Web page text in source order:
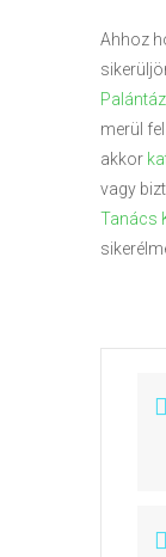
Ahhoz
merül
akkor
vagy
Tanács